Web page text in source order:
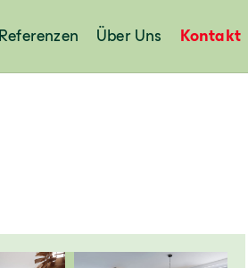
Referenzen Über Uns Kontakt